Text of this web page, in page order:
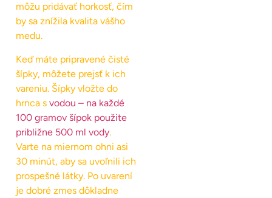
môžu pridávať horkosť, čím
by sa znížila kvalita vášho
medu.
Keď máte pripravené čisté
šípky, môžete prejsť k ich
vareniu. Šípky vložte do
hrnca s vodou – na každé
100 gramov šípok použite
približne 500 ml vody.
Varte na miernom ohni asi
30 minút, aby sa uvoľnili ich
prospešné látky. Po uvarení
je dobré zmes dôkladne